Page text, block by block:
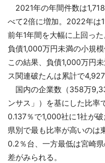
2021年の年間件数は
べて2倍に増加。2022年は
前年1年間を大幅に上回っ
負債1,000万円未満の小規
この結果、負債1,000万円
ス関連破たんは累計で4,927
国内の企業数（358万
ンサス」）を基にした比率
0.137％で1,000社に1社が
県別で最も比率が高いの
0.2％台、一方最低は宮崎
差がみられる。